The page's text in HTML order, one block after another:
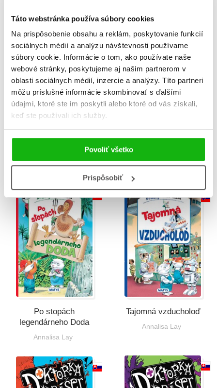
Táto webstránka používa súbory cookies
Na prispôsobenie obsahu a reklám, poskytovanie funkcií
sociálnych médií a analýzu návštevnosti používame
súbory cookie. Informácie o tom, ako používate naše
webové stránky, poskytujeme aj našim partnerom v
oblasti sociálnych médií, inzercie a analýzy. Títo partneri
môžu príslušné informácie skombinovať s ďalšími
údajmi, ktoré ste im poskytli alebo ktoré od vás získali,
keď ste používali ich služby.
Povoliť všetko
Prispôsobiť
Záhady slečny Berty:
Brian Freschi
O obrovskom smaragde
Po stopách
legendárneho Doda
Annalisa Lay
Tajomná vzducholoď
Annalisa Lay